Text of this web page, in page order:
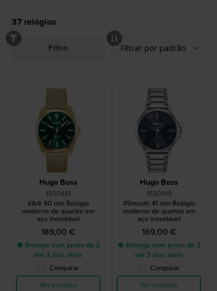
37 relógios
Filtro
Hugo Boss
1530441
#Ark 40 mm Relógio
moderno de quartzo em
aço inoxidável
189,00 €
● Entrega num prazo de 2
até 3 dias úteis
Comparar
Ver produto
Hugo Boss
1530419
#Smooth 41 mm Relógio
moderno de quartzo em
aço inoxidável
169,00 €
● Entrega num prazo de 2
até 3 dias úteis
Comparar
Ver produto